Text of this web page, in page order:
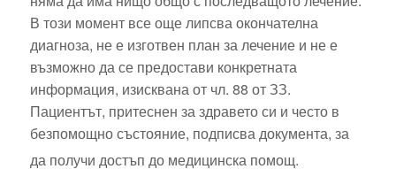
В този момент все още липсва окончателна
диагноза, не е изготвен план за лечение и не е
възможно да се предостави конкретната
информация, изисквана от чл. 88 от ЗЗ.
Пациентът, притеснен за здравето си и често в
безпомощно състояние, подписва документа, за
да получи достъп до медицинска помощ.